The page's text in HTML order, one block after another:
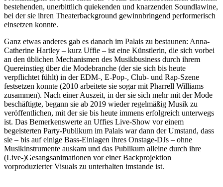
bestehenden, unerbittlich quiekenden und knarzenden Soundlawine,
bei der sie ihren Theaterbackground gewinnbringend performerisch
einsetzen konnte.
Ganz etwas anderes gab es danach im Palais zu bestaunen: Anna-
Catherine Hartley – kurz Uffie – ist eine Künstlerin, die sich vorbei
an den üblichen Mechanismen des Musikbusiness durch ihrem
Quereinstieg über die Modebranche (der sie sich bis heute
verpflichtet fühlt) in der EDM-, E-Pop-, Club- und Rap-Szene
festsetzen konnte (2010 arbeitete sie sogar mit Pharrell Williams
zusammen). Nach einer Auszeit, in der sie sich mehr mit der Mode
beschäftigte, begann sie ab 2019 wieder regelmäßig Musik zu
veröffentlichen, mit der sie bis heute immens erfolgreich unterwegs
ist. Das Bemerkenswerte an Uffies Live-Show vor einem
begeisterten Party-Publikum im Palais war dann der Umstand, dass
sie – bis auf einige Bass-Einlagen ihres Onstage-DJs – ohne
Musikinstrumente auskam und das Publikum alleine durch ihre
(Live-)Gesangsanimationen vor einer Backprojektion
vorproduzierter Visuals zu unterhalten imstande ist.